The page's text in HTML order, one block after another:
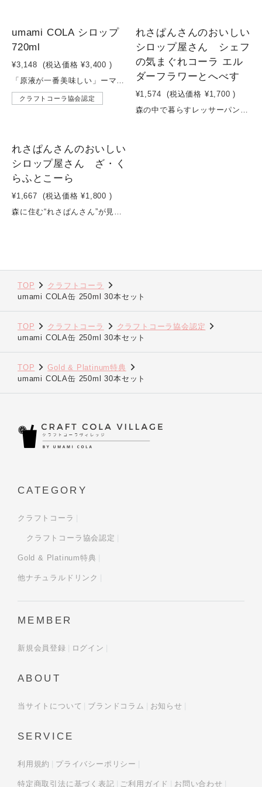
SOLD OUT
umami COLA シロップ
720ml
¥3,148 (税込価格 ¥3,400 )
「原液が一番美味しい」ーマツコデラックス（タレント）「定期購入したいくらい美味しい」ー安東弘樹（アナウンサー）「女子はみんな好き」ーアンミカ（ファッションモデル）「俺これちょっと夏ハマりそうやな」ー堂本剛（シンガーソングライター）「無添加だから子供にも安心して与えられる」ー河口恭吾（シンガーソングライター）「世界で一番体に良いクラフトコーラ」を目指してUMAMI COLAは、果糖ブドウ糖液糖や砂糖の代わりに、栄養価が高い「麹甘酒」を使用しています。麹甘酒は「飲む点滴」とも呼ばれ、中性脂肪の低下や抗酸化作用が期待できるほか、ビタミンB群や必須アミノ酸を含む350種類以上の栄養素を含んでいます。さらに、「不老不死の霊薬」とされるトゥルシーやエルダーフラワー、美肌効果が期待されるハイビスカス、長寿の源とされるシークヮーサーなど、厳選した10種類以上のハーブやスパイスを配合し、味わいと健康の両方を追求しました。※この商品はノンアルコール、ノンカフェイン、無添加の生コーラ炭酸飲料です。※4倍に希釈して11〜20杯お楽しみいただけます。※米麹の粒が苦手なお客様は、シロップをよくかき混ぜてください。米麹は通常より非常に柔らかく作っておりますのでかき混ぜることで粒は無くなります。※この商品はノンアルコール、ノンカフェイン、無添加の生コーラシロップです。●UMAMI COLAの楽しみ方クラフトコーラ：キンキンに冷やしたシロップ１に対して炭酸水３の割合で割ります。氷を入れるとさらにすっきりします。好みに応じて炭酸水の量は調整してください。UMAMIチャイ：牛乳や豆乳にお好みでシロップ（まずは３：１で）を入れます。ホットでもアイスでも美味しいです。女性に特に人気です。UMAMIラッシー：ヨーグルトにお好みでシロップ（まずは３：１で）を入れます。ヨーグルトと割ることでさらに美味しく健康的なドリンクになります。UMAMIウーロン：烏龍茶にお好みでシロップを入れてください。少し高級な烏龍茶にグレードアップします。ホットでもアイスでもお楽しみいただけます。ロック：シロップに大きめな氷を入れて原液をそのままお楽しみいただける通の飲み方です。麹甘酒やハーブ、スパイスなどしっかり感じながら楽しむことができます。様々な飲み方ができますので。いろいろと試してあなたのオリジナルドリンクを見出してください。SNS等でアレンジレシピを教えていただけると幸いです。●原材料名:甘酒(米麹(国産 うるち米))、さとうきび砂糖（石垣島産）、沖縄産シークヮーサー（沖縄産）、米飴（国産）、黄金生姜（高知産）、ゆず（和歌山産）、ハイビスカス、シナモン、カルダモン、エルダーフラワー、クローブ 、花椒、トゥルシー、コリアンダー、アニスシード、唐辛子／炭酸●内容量:720ml●賞味期限:製造より12ヶ月（未開封時）●保存方法:高温、直射日光を避け保存してください(開栓後は保存料を使っていないため必ず冷蔵庫に保存し、お早めにお飲みください)【栄養成分表示(100gあたり)】熱量:160kcal、 たんぱく質:1.1g、脂質:0.2g、炭水化物:38.4g、 食塩相当量:0.02g★世界トップアスリート認定食、睡眠、健康、怪我の予防など、多角的な視点から最大29項目の定量審査と使用感の定性審査を実施し、アスリート自身が本当に良いと認めた商品のみを認定する制度です。
クラフトコーラ協会認定
れさぱんさんのおいしい
シロップ屋さん シェフ
の気まぐれコーラ エル
ダーフラワーとへべす
¥1,574 (税込価格 ¥1,700 )
森の中で暮らすレッサーパンダの「れさぱんさん」イラストレーターの「そら」さんが描く、ちょっと不思議でやさしい世界観は、多くの人に癒しを届けています。そんなれさぱんさんが、この夏、森の恵みを詰め込んだクラフトドリンクを作りました。パートナーは、素材と製法にとことんこだわるUMAMI COLA。選んだのは、エルダーフラワーとへべす。爽やかで華やかな香り、すっきりとした飲み口。まるで森の中を吹き抜ける風のような、やさしい味わいになりました。一口飲むたび、森の景色やれさぱんさんの物語がふっと浮かぶ――そんな時間を、あなたの毎日にお届けします。【商品詳細】●原材料名:甜菜糖[北海道産], へべす, エルダーフラワー, トゥルシー, ハイビスカス, コリアンダー, 花椒, アニスシード, カルダモン, クローブ●内容量: 200ml●賞味期限: 製造より12ヶ月（未開封時）●保存方法: 高温・直射日光を避け、開栓後は冷蔵保存してください。【栄養成分表示（100gあたり）】熱量:171kcal、たんぱく質:0.2g、脂質:0.1g、炭水化物:44.0g、食塩相当量:0g
れさぱんさんのおいしい
シロップ屋さん ざ・く
らふとこーら
¥1,667 (税込価格 ¥1,800 )
森に住む“れさぱんさん”が見つけた、柑橘とスパイスの宝物。やさしい甘さに、オレンジやライムの爽やかさ、シナモンやカルダモンの香りをぎゅっと閉じ込めました。「ざ・くらふとこーら」は、れさぱんさんの作った渾身の逸品。オーソドックスなザ・クラフトコーラ。初心者に最初の一杯に最適です。「UMAMI COLAとは全く違う、王道のクラフトコーラです」「スパイス苦手な人も◎ 毎日飲める“ちゃんと美味しい”やつ」「どれ選べばいい？って人はまずこれから。クラフトの入り口にぴったり」「初めてのクラフトコーラ、まずはこの一本」「クセの少ないすっきり味。だけど手間暇かかってます」「飲み慣れた“コーラの味”を、自然素材で再現しました」炭酸で割ってすっきり、ミルクで割ればまろやか。森から届いた小さなご褒美を、あなたの毎日に。【商品詳細】●原材料名:甜菜糖[北海道産], オレンジ,レモン, ライム, シナモン, カルダモン, クローブ, ブラックペッパー, オレンジピール, レモンピール, ナツメグ, オールスパイス, バニラビーンズ●内容量: 200ml●賞味期限: 製造より12ヶ月（未開封時）●保存方法: 高温・直射日光を避け、開栓後は冷蔵保存してください。【栄養成分表示（100gあたり）】熱量:178kcal、たんぱく質:0g、脂質:0g、炭水化物:44.7g、食塩相当量:0g
TOP
クラフトコーラ
umami COLA缶 250ml 30本セット
TOP クラフトコーラ
クラフトコーラ協会認定
umami COLA缶 250ml 30本セット
TOP
Gold & Platinum特典
umami COLA缶 250ml 30本セット
CATEGORY
クラフトコーラ
クラフトコーラ協会認定
Gold & Platinum特典
他ナチュラルドリンク
MEMBER
新規会員登録 ログイン
ABOUT
当サイトについて ブランドコラム お知らせ
SERVICE
利用規約 プライバシーポリシー
特定商取引法に基づく表記 ご利用ガイド お問い合わせ